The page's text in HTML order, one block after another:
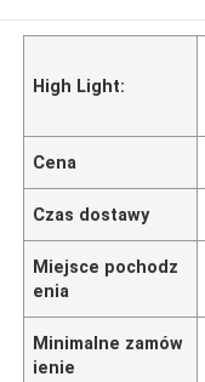
High Light:
Cena
Czas dostawy
Miejsce pochodz
enia
Minimalne zamów
ienie